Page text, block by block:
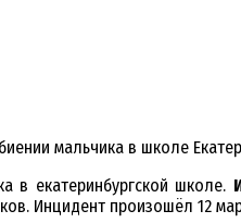
мальчика в школе
в екатеринбургской школе.
Инцидент произошёл 12